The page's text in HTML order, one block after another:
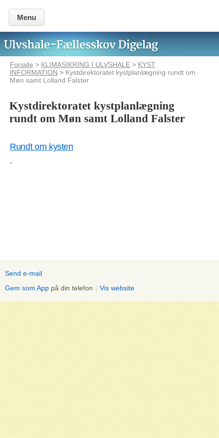
Menu
Forside > KLIMASIKRING I ULVSHALE > KYST
INFORMATION > Kystdirektoratet kystplanlægning rundt om
Møn samt Lolland Falster
Kystdirektoratet kystplanlægning
rundt om Møn samt Lolland Falster
Rundt om kysten
Send e-mail
Gem som App på din telefon | Vis website